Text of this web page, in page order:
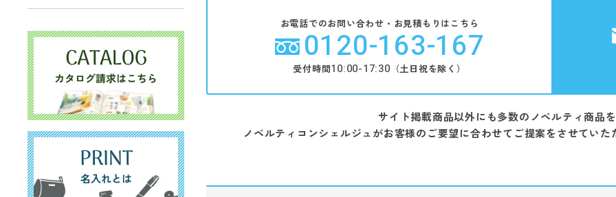
お電話でのお問い合わせ・お見積もりはこちら
0120-163-167
受付時間10:00-17:30 （土日祝を除く）
サイト掲載商品以外にも多数のノベルティ商品
ノベルティコンシェルジュがお客様のご要望に合わせてご提案をさせていた